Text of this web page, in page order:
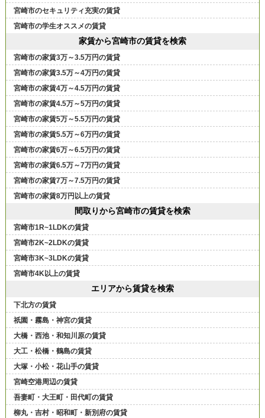
宮崎市のセキュリティ充実の賃貸
宮崎市の学生オススメの賃貸
家賃から宮崎市の賃貸を検索
宮崎市の家賃3万～3.5万円の賃貸
宮崎市の家賃3.5万～4万円の賃貸
宮崎市の家賃4万～4.5万円の賃貸
宮崎市の家賃4.5万～5万円の賃貸
宮崎市の家賃5万～5.5万円の賃貸
宮崎市の家賃5.5万～6万円の賃貸
宮崎市の家賃6万～6.5万円の賃貸
宮崎市の家賃6.5万～7万円の賃貸
宮崎市の家賃7万～7.5万円の賃貸
宮崎市の家賃8万円以上の賃貸
間取りから宮崎市の賃貸を検索
宮崎市1R~1LDKの賃貸
宮崎市2K~2LDKの賃貸
宮崎市3K~3LDKの賃貸
宮崎市4K以上の賃貸
エリアから賃貸を検索
下北方の賃貸
祇園・霧島・神宮の賃貸
大橋・西池・和知川原の賃貸
大工・松橋・鶴島の賃貸
大塚・小松・花山手の賃貸
宮崎空港周辺の賃貸
吾妻町・大王町・田代町の賃貸
柳丸・吉村・昭和町・新別府の賃貸